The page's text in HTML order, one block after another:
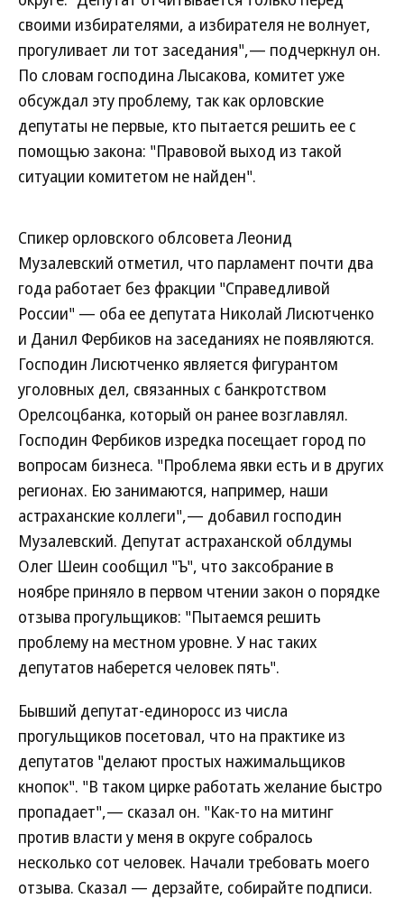
своими избирателями, а избирателя не волнует,
прогуливает ли тот заседания",— подчеркнул он.
По словам господина Лысакова, комитет уже
обсуждал эту проблему, так как орловские
депутаты не первые, кто пытается решить ее с
помощью закона: "Правовой выход из такой
ситуации комитетом не найден".
Спикер орловского облсовета Леонид
Музалевский отметил, что парламент почти два
года работает без фракции "Справедливой
России" — оба ее депутата Николай Лисютченко
и Данил Фербиков на заседаниях не появляются.
Господин Лисютченко является фигурантом
уголовных дел, связанных с банкротством
Орелсоцбанка, который он ранее возглавлял.
Господин Фербиков изредка посещает город по
вопросам бизнеса. "Проблема явки есть и в других
регионах. Ею занимаются, например, наши
астраханские коллеги",— добавил господин
Музалевский. Депутат астраханской облдумы
Олег Шеин сообщил "Ъ", что заксобрание в
ноябре приняло в первом чтении закон о порядке
отзыва прогульщиков: "Пытаемся решить
проблему на местном уровне. У нас таких
депутатов наберется человек пять".
Бывший депутат-единоросс из числа
прогульщиков посетовал, что на практике из
депутатов "делают простых нажимальщиков
кнопок". "В таком цирке работать желание быстро
пропадает",— сказал он. "Как-то на митинг
против власти у меня в округе собралось
несколько сот человек. Начали требовать моего
отзыва. Сказал — дерзайте, собирайте подписи.